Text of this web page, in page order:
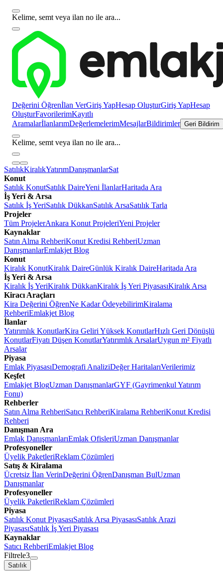
Kelime, semt veya ilan no ile ara...
Değerini Öğrenİlan VerGiriş YapHesap OluşturGiriş YapHesap
OluşturFavorilerimKayıtlı
AramalarİlanlarımDeğerlemelerimMesajlarBildirimler Geri Bildirim
Kelime, semt veya ilan no ile ara...
SatılıkKiralıkYatırımDanışmanlarSat
Konut
Satılık KonutSatılık DaireYeni İlanlarHaritada Ara
İş Yeri & Arsa
Satılık İş YeriSatılık DükkanSatılık ArsaSatılık Tarla
Projeler
Tüm ProjelerAnkara Konut ProjeleriYeni Projeler
Kaynaklar
Satın Alma RehberiKonut Kredisi RehberiUzman
DanışmanlarEmlakjet Blog
Konut
Kiralık KonutKiralık DaireGünlük Kiralık DaireHaritada Ara
İş Yeri & Arsa
Kiralık İş YeriKiralık DükkanKiralık İş Yeri PiyasasıKiralık Arsa
Kiracı Araçları
Kira Değerini ÖğrenNe Kadar ÖdeyebilirimKiralama
RehberiEmlakjet Blog
İlanlar
Yatırımlık KonutlarKira Geliri Yüksek KonutlarHızlı Geri Dönüşlü
KonutlarFiyatı Düşen KonutlarYatırımlık ArsalarUygun m² Fiyatlı
Arsalar
Piyasa
Emlak PiyasasıDemografi AnaliziDeğer HaritalarıVerilerimiz
Keşfet
Emlakjet BlogUzman DanışmanlarGYF (Gayrimenkul Yatırım
Fonu)
Rehberler
Satın Alma RehberiSatıcı RehberiKiralama RehberiKonut Kredisi
Rehberi
Danışman Ara
Emlak DanışmanlarıEmlak OfisleriUzman Danışmanlar
Profesyoneller
Üyelik PaketleriReklam Çözümleri
Satış & Kiralama
Ücretsiz İlan VerinDeğerini ÖğrenDanışman BulUzman
Danışmanlar
Profesyoneller
Üyelik PaketleriReklam Çözümleri
Piyasa
Satılık Konut PiyasasıSatılık Arsa PiyasasıSatılık Arazi
PiyasasıSatılık İş Yeri Piyasası
Kaynaklar
Satıcı RehberiEmlakjet Blog
Filtrele3
Satılık